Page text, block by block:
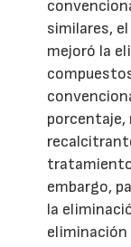
similares,
mejoró la
embargo,
la
eliminación